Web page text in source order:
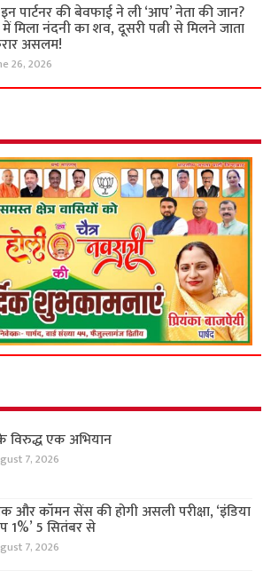
पार्टनर की बेवफाई ने ली ‘आप’ नेता की जान?
मिला नंदनी का शव, दूसरी पत्नी से मिलने जाता
असलम!
26, 2026
विरुद्ध एक अभियान
7, 2026
और कॉमन सेंस की होगी असली परीक्षा, ‘इंडिया
1%’ 5 सितंबर से
7, 2026